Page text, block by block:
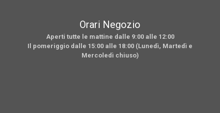
Orari Negozio
Aperti tutte le mattine dalle 9:00 alle 12:00
Il pomeriggio dalle 15:00 alle 18:00 (Lunedì, Martedì e
Mercoledì chiuso)